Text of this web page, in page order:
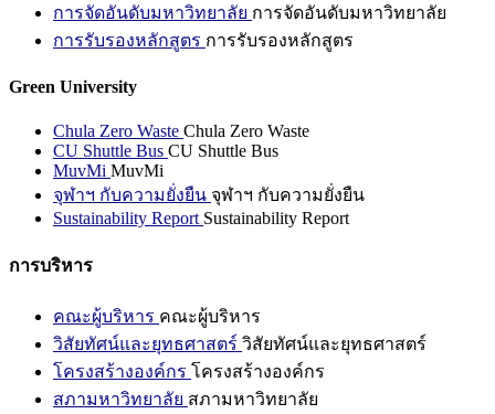
การจัดอันดับมหาวิทยาลัย การจัดอันดับมหาวิทยาลัย
การรับรองหลักสูตร การรับรองหลักสูตร
Green University
Chula Zero Waste Chula Zero Waste
CU Shuttle Bus CU Shuttle Bus
MuvMi MuvMi
จุฬาฯ กับความยั่งยืน จุฬาฯ กับความยั่งยืน
Sustainability Report Sustainability Report
การบริหาร
คณะผู้บริหาร คณะผู้บริหาร
วิสัยทัศน์และยุทธศาสตร์ วิสัยทัศน์และยุทธศาสตร์
โครงสร้างองค์กร โครงสร้างองค์กร
สภามหาวิทยาลัย สภามหาวิทยาลัย